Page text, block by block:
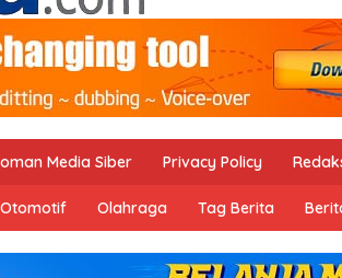
Media Siber Privacy Policy
Otomotif Olahraga Tag Berita